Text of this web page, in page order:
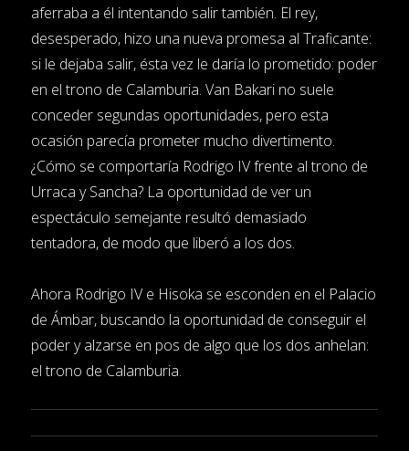
aferraba a él intentando salir también. El rey,
desesperado, hizo una nueva promesa al Traficante:
si le dejaba salir, ésta vez le daría lo prometido: poder
en el trono de Calamburia. Van Bakari no suele
conceder segundas oportunidades, pero esta
ocasión parecía prometer mucho divertimento.
¿Cómo se comportaría Rodrigo IV frente al trono de
Urraca y Sancha? La oportunidad de ver un
espectáculo semejante resultó demasiado
tentadora, de modo que liberó a los dos.
Ahora Rodrigo IV e Hisoka se esconden en el Palacio
de Ámbar, buscando la oportunidad de conseguir el
poder y alzarse en pos de algo que los dos anhelan:
el trono de Calamburia.